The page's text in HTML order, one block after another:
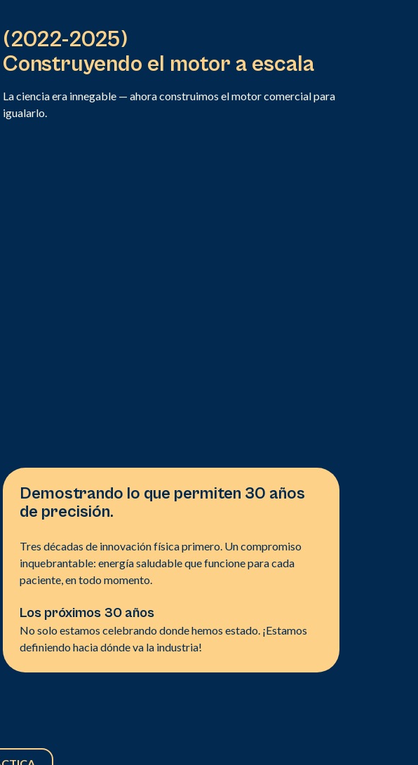
(2022-2025)
Construyendo el motor a escala
La ciencia era innegable — ahora construimos el motor comercial para
igualarlo.
Demostrando lo que permiten 30 años
de precisión.
Tres décadas de innovación física primero. Un compromiso
inquebrantable: energía saludable que funcione para cada
paciente, en todo momento.
Los próximos 30 años
No solo estamos celebrando donde hemos estado. ¡Estamos
definiendo hacia dónde va la industria!